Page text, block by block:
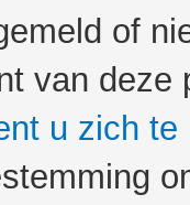
of
van
u zich te